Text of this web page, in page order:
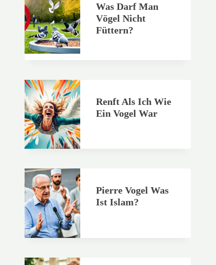
Was Darf Man
Vögel Nicht
Füttern?
Renft Als Ich Wie
Ein Vogel War
Pierre Vogel Was
Ist Islam?